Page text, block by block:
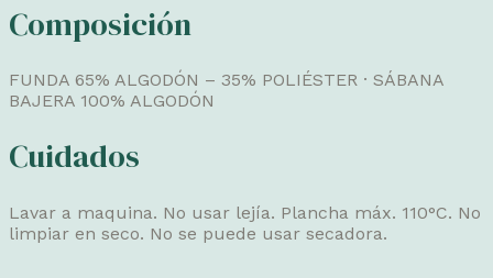
Composición
FUNDA 65% ALGODÓN – 35% POLIÉSTER · SÁBANA
BAJERA 100% ALGODÓN
Cuidados
Lavar a maquina. No usar lejía. Plancha máx. 110°C. No
limpiar en seco. No se puede usar secadora.